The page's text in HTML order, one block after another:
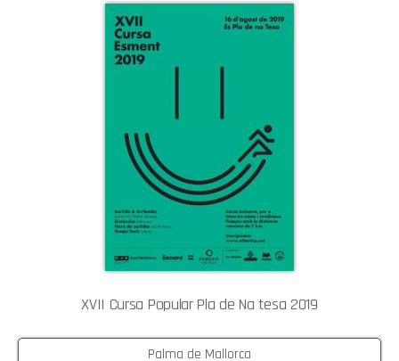
XVII Cursa Popular Pla de Na tesa 2019
Palma de Mallorca